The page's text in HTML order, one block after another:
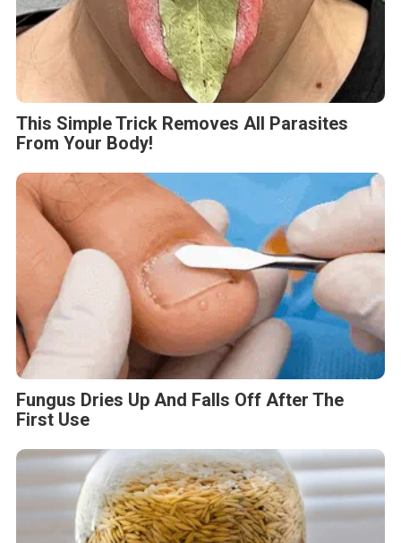
This Simple Trick Removes All Parasites
From Your Body!
Fungus Dries Up And Falls Off After The
First Use